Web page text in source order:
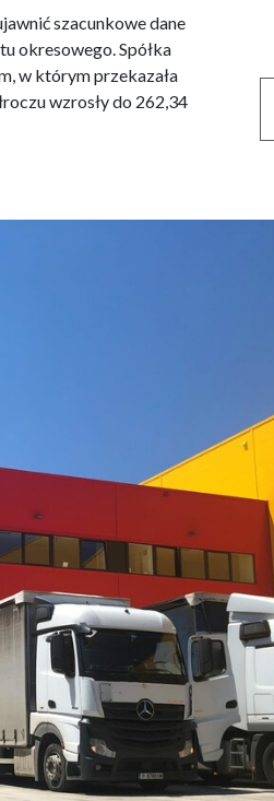
szacunkowe dane
okresowego. Spółka
w którym przekazała
wzrosły do 262,34